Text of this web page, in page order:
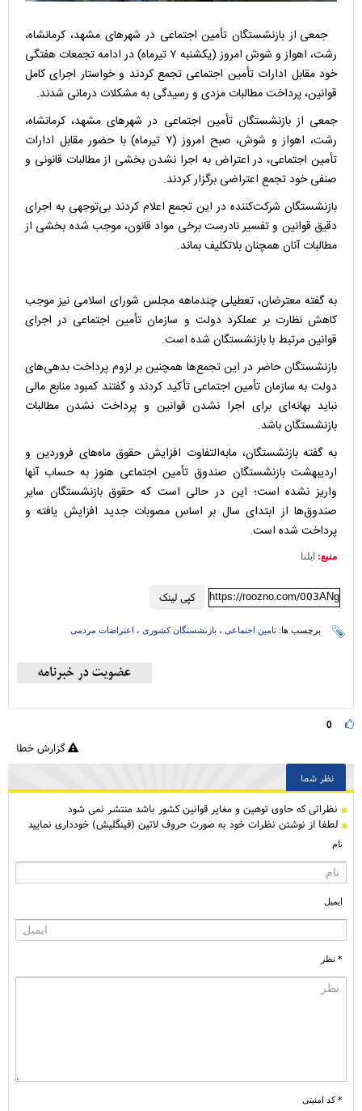
جمعی از بازنشستگان تأمین اجتماعی در شهر‌های مشهد، کرمانشاه،
رشت، اهواز و شوش امروز (یکشنبه ۷ تیرماه) در ادامه تجمعات هفتگی
خود مقابل ادارات تأمین اجتماعی تجمع کردند و خواستار اجرای کامل
قوانین، پرداخت مطالبات مزدی و رسیدگی به مشکلات درمانی شدند.
جمعی از بازنشستگان تأمین اجتماعی در شهر‌های مشهد، کرمانشاه،
رشت، اهواز و شوش، صبح امروز (۷ تیرماه) با حضور مقابل ادارات
تأمین اجتماعی، در اعتراض به اجرا نشدن بخشی از مطالبات قانونی و
صنفی خود تجمع اعتراضی برگزار کردند.
بازنشستگان شرکت‌کننده در این تجمع اعلام کردند بی‌توجهی به اجرای
دقیق قوانین و تفسیر نادرست برخی مواد قانون، موجب شده بخشی از
مطالبات آنان همچنان بلاتکلیف بماند.
به گفته معترضان، تعطیلی چندماهه مجلس شورای اسلامی نیز موجب
کاهش نظارت بر عملکرد دولت و سازمان تأمین اجتماعی در اجرای
قوانین مرتبط با بازنشستگان شده است.
بازنشستگان حاضر در این تجمع‌ها همچنین بر لزوم پرداخت بدهی‌های
دولت به سازمان تأمین اجتماعی تأکید کردند و گفتند کمبود منابع مالی
نباید بهانه‌ای برای اجرا نشدن قوانین و پرداخت نشدن مطالبات
بازنشستگان باشد.
به گفته بازنشستگان، مابه‌التفاوت افزایش حقوق ماه‌های فروردین و
اردیبهشت بازنشستگان صندوق تأمین اجتماعی هنوز به حساب آنها
واریز نشده است؛ این در حالی است که حقوق بازنشستگان سایر
صندوق‌ها از ابتدای سال بر اساس مصوبات جدید افزایش یافته و
پرداخت شده است.
منبع: ایلنا
کپی لینک https://roozno.com/003ANg
برچسب ها: تامین اجتماعی ، بازنشستگان کشوری ، اعتراضات مردمی
0
گزارش خطا
نظر شما
نظراتی كه حاوی توهین و مغایر قوانین کشور باشد منتشر نمی شود
لطفا از نوشتن نظرات خود به صورت حروف لاتین (فینگلیش) خودداری نمایید
نام
ایمیل
* نظر
* کد امنیتی